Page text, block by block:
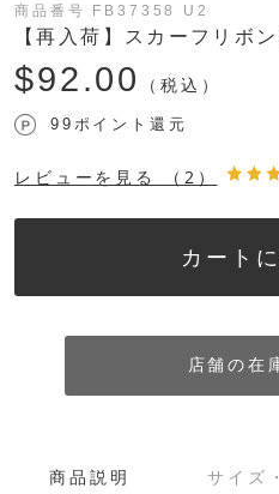
商品番号 FB37358 U2
【再入荷】スカーフリボ
$‌92.00 （税込）
99ポイント還元
レビューを見る （2）
カート
店舗の在
商品説明 サイズ